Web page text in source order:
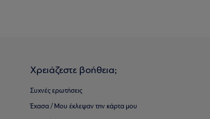
Χρειάζεστε βοήθεια;
Συχνές ερωτήσεις
Έχασα / Μου έκλεψαν την κάρτα μου